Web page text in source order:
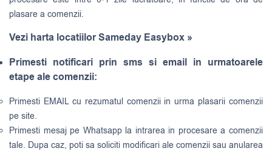
plasare a comenzii.
Vezi harta locatiilor Sameday Easybox »
Primesti notificari prin sms si email in urmatoarele
etape ale comenzii:
Primesti EMAIL cu rezumatul comenzii in urma plasarii comenzii
pe site.
Primesti mesaj pe Whatsapp la intrarea in procesare a comenzii
tale. Dupa caz, poti sa soliciti modificari ale comenzii sau anularea